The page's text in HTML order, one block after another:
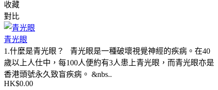
收藏
對比
青光眼
1.什麼是青光眼？ 青光眼是一種破壞視覺神經的疾病。在40
歲以上人仕中，每100人便約有3人患上青光眼，而青光眼亦是
香港頭號永久致盲疾病。 &nbs..
HK$0.00